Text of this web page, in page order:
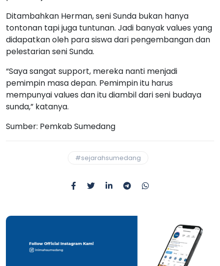
Ditambahkan Herman, seni Sunda bukan hanya
tontonan tapi juga tuntunan. Jadi banyak values yang
didapatkan oleh para siswa dari pengembangan dan
pelestarian seni Sunda.
“Saya sangat support, mereka nanti menjadi
pemimpin masa depan. Pemimpin itu harus
mempunyai values dan itu diambil dari seni budaya
sunda,” katanya.
Sumber: Pemkab Sumedang
#sejarahsumedang